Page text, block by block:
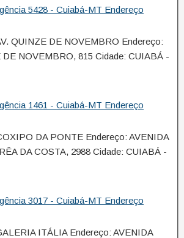
5428 - Cuiabá-MT Endereço
QUINZE DE NOVEMBRO Endereço:
NOVEMBRO, 815 Cidade: CUIABÁ -
1461 - Cuiabá-MT Endereço
DA PONTE Endereço: AVENIDA
DA COSTA, 2988 Cidade: CUIABÁ -
3017 - Cuiabá-MT Endereço
ITÁLIA Endereço: AVENIDA